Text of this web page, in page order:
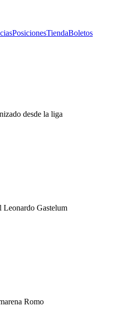
PosicionesTiendaBoletos
desde la liga
Leonardo Gastelum
Romo